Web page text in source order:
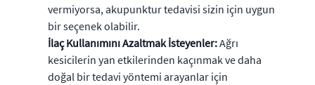
vermiyorsa, akupunktur tedavisi sizin için uygun
bir seçenek olabilir.
İlaç Kullanımını Azaltmak İsteyenler:Ağrı
kesicilerin yan etkilerinden kaçınmak ve daha
doğal bir tedavi yöntemi arayanlar için